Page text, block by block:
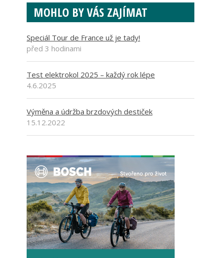
MOHLO BY VÁS ZAJÍMAT
Speciál Tour de France už je tady!
před 3 hodinami
Test elektrokol 2025 – každý rok lépe
4.6.2025
Výměna a údržba brzdových destiček
15.12.2022